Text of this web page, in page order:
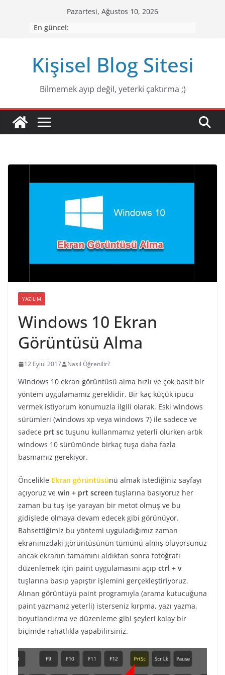
Pazartesi, Ağustos 10, 2026
En güncel:
Kişisel Blog Sitesi
Bilmemek ayıp değiI, yeterki çaktırma ;)
YAZILIM
Windows 10 Ekran
Görüntüsü Alma
12 Eylül 2017 Nasıl Öğrenilir?
Windows 10 ekran görüntüsü alma hızlı ve çok basit bir
yöntem uygulamamız gereklidir. Bir kaç küçük ipucu
vermek istiyorum konumuzla ilgili olarak. Eski windows
sürümleri (windows xp veya windows 7) ile sadece ve
sadece prt sc tuşunu kullanmamız yeterli olurken artık
windows 10 sürümünde birkaç tuşa daha fazla
basmamız gerekiyor.
Öncelikle Ekran görüntüsünü almak istediğiniz sayfayı
açıyoruz ve win + prt screen tuşlarına basıyoruz her
zaman bu tuş işe yarayan bir metot olmuş ve bu
gidişlede olmaya devam edecek gibi görünüyor.
Bahsettiğimiz bu yöntemi uyguladığımız zaman
ekranınızdaki görüntüsünün tümünü almış oluyorsunuz
ancak ekranın tamamını aldıktan sonra fotoğrafı
düzenlemek için paint uygulamasını açıp ctrl + v
tuşlarına basıp yapıştır işlemini gerçekleştiriyoruz.
Alınan görüntüyü paint programıyla (arama kutucuğuna
paint yazmanız yeterli) isterseniz kırpma, yazı yazma,
boyutlandırma ve düzenleme gibi şeyleri kolay bir
biçimde rahatlıkla yapabilirsiniz.